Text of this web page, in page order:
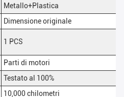
Metallo+Plastica
Dimensione originale
1 PCS
Parti di motori
Testato al 100%
10,000 chilometri